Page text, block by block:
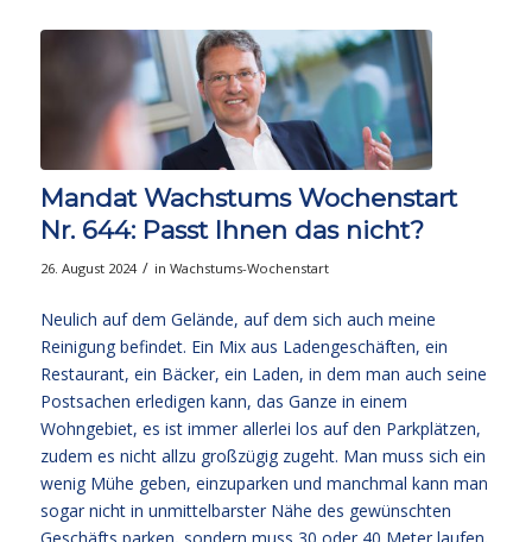
Mandat Wachstums Wochenstart
Nr. 644: Passt Ihnen das nicht?
26. August 2024 / in Wachstums-Wochenstart
Neulich auf dem Gelände, auf dem sich auch meine
Reinigung befindet. Ein Mix aus Ladengeschäften, ein
Restaurant, ein Bäcker, ein Laden, in dem man auch seine
Postsachen erledigen kann, das Ganze in einem
Wohngebiet, es ist immer allerlei los auf den Parkplätzen,
zudem es nicht allzu großzügig zugeht. Man muss sich ein
wenig Mühe geben, einzuparken und manchmal kann man
sogar nicht in unmittelbarster Nähe des gewünschten